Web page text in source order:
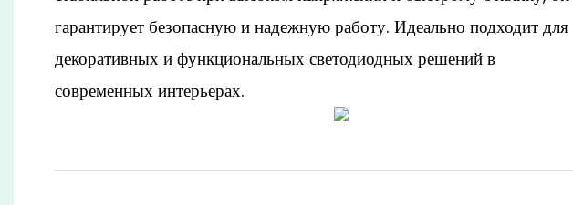
гарантирует безопасную и надежную работу. Идеально подходит для
декоративных и функциональных светодиодных решений в
современных интерьерах.